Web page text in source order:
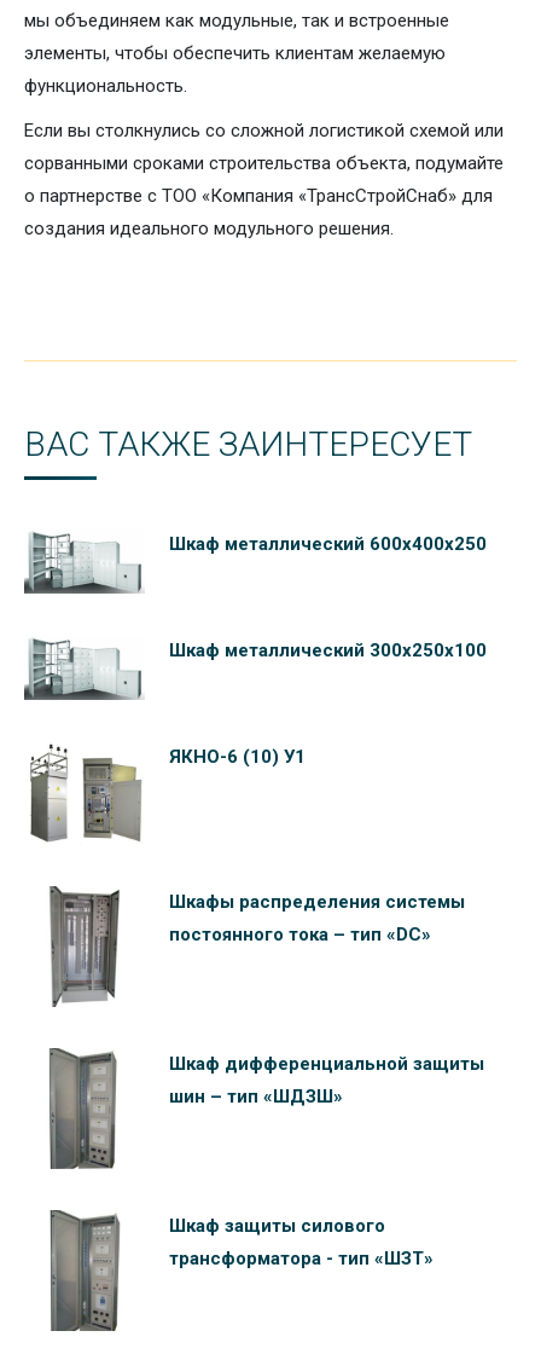
мы объединяем как модульные, так и встроенные
элементы, чтобы обеспечить клиентам желаемую
функциональность.
Если вы столкнулись со сложной логистикой схемой или
сорванными сроками строительства объекта, подумайте
о партнерстве с ТОО «Компания «ТрансСтройСнаб» для
создания идеального модульного решения.
ВАС ТАКЖЕ ЗАИНТЕРЕСУЕТ
Шкаф металлический 600х400х250
Шкаф металлический 300х250х100
ЯКНО-6 (10) У1
Шкафы распределения системы
постоянного тока – тип «DC»
Шкаф дифференциальной защиты
шин – тип «ШДЗШ»
Шкаф защиты силового
трансформатора - тип «ШЗТ»